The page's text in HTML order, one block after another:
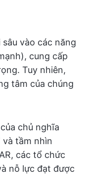
vào các năng
cung cấp
Tuy nhiên,
tâm của chúng
chủ nghĩa
và tầm nhìn
các tổ chức
nỗ lực đạt được